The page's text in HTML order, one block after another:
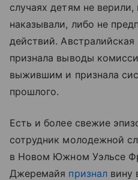
случаях детям не
наказывали, либо не
действий.
признала выводы
выжившим и признала
прошлого.
Есть и более свежие
сотрудник молодежной
в Новом Южном Уэльсе
Джеремайя призналвину